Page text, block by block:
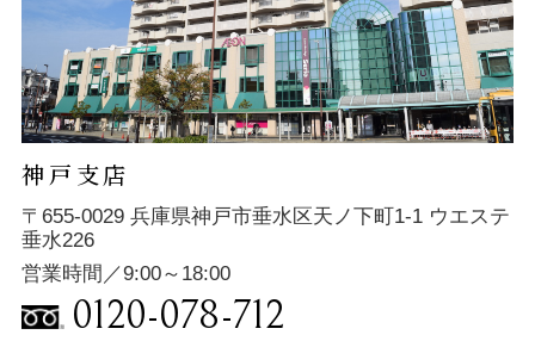
神戸支店
〒655-0029 兵庫県神戸市垂水区天ノ下町1-1 ウエステ
垂水226
営業時間／9:00～18:00
0120-078-712